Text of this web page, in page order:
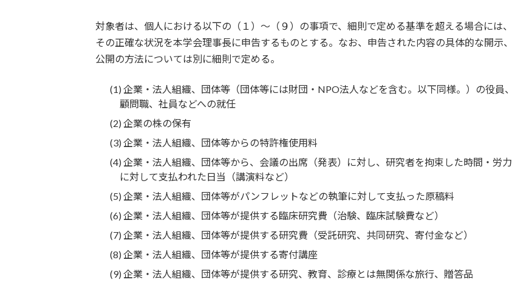
対象者は、個人における以下の（１）～（９）の事項で、細則で定める基準を超える場合には、
その正確な状況を本学会理事長に申告するものとする。なお、申告された内容の具体的な開示、
公開の方法については別に細則で定める。
(1) 企業・法人組織、団体等（団体等には財団・NPO法人などを含む。以下同様。）の役員、
顧問職、社員などへの就任
(2) 企業の株の保有
(3) 企業・法人組織、団体等からの特許権使用料
(4) 企業・法人組織、団体等から、会議の出席（発表）に対し、研究者を拘束した時間・労力
に対して支払われた日当（講演料など）
(5) 企業・法人組織、団体等がパンフレットなどの執筆に対して支払った原稿料
(6) 企業・法人組織、団体等が提供する臨床研究費（治験、臨床試験費など）
(7) 企業・法人組織、団体等が提供する研究費（受託研究、共同研究、寄付金など）
(8) 企業・法人組織、団体等が提供する寄付講座
(9) 企業・法人組織、団体等が提供する研究、教育、診療とは無関係な旅行、贈答品